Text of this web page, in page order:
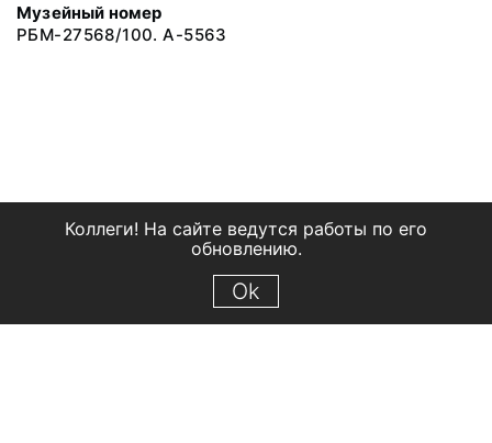
Музейный номер
РБМ-27568/100. А-5563
Коллеги! На сайте ведутся работы по его
обновлению.
Ok